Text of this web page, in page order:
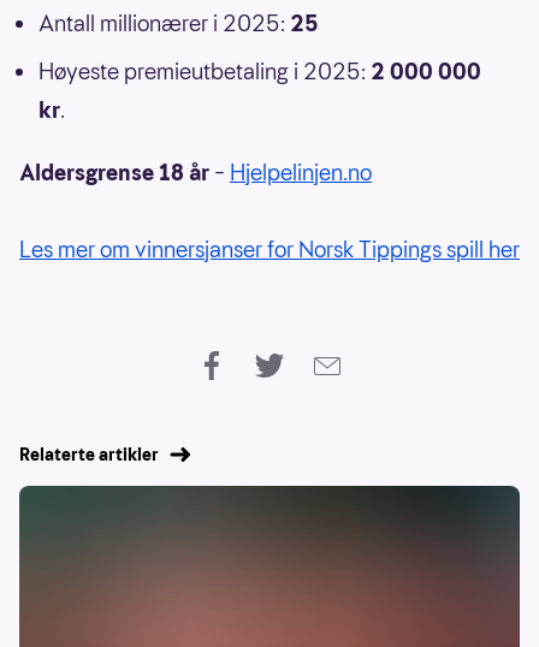
Antall millionærer i 2025: 25
Høyeste premieutbetaling i 2025: 2 000 000
kr.
Aldersgrense 18 år – Hjelpelinjen.no
Les mer om vinnersjanser for Norsk Tippings spill her
Relaterte artikler